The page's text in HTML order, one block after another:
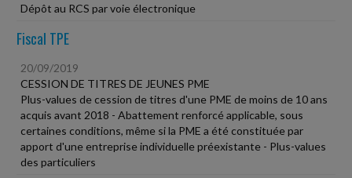
Dépôt au RCS par voie électronique
Fiscal TPE
20/09/2019
CESSION DE TITRES DE JEUNES PME
Plus-values de cession de titres d'une PME de moins de 10 ans
acquis avant 2018 - Abattement renforcé applicable, sous
certaines conditions, même si la PME a été constituée par
apport d'une entreprise individuelle préexistante - Plus-values
des particuliers